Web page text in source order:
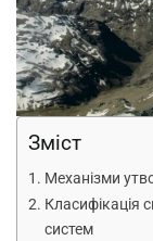
Зміст
Механізми
Класифікація
систем